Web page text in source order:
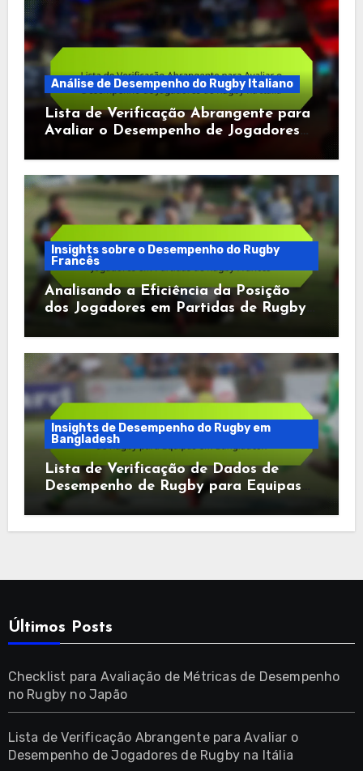
Análise de Desempenho do Rugby Italiano
Lista de Verificação Abrangente para
Avaliar o Desempenho de Jogadores
Insights sobre o Desempenho do Rugby
Francês
Analisando a Eficiência da Posição
dos Jogadores em Partidas de Rugby
Insights de Desempenho do Rugby em
Bangladesh
Lista de Verificação de Dados de
Desempenho de Rugby para Equipas
em Bangladesh
Últimos Posts
Checklist para Avaliação de Métricas de Desempenho
no Rugby no Japão
Lista de Verificação Abrangente para Avaliar o
Desempenho de Jogadores de Rugby na Itália